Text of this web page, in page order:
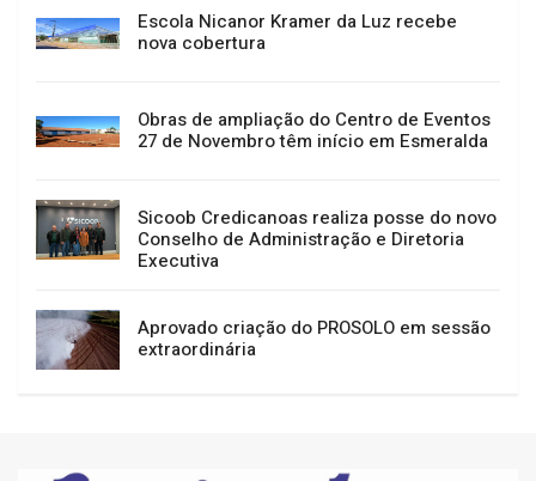
Escola Nicanor Kramer da Luz recebe
nova cobertura
Obras de ampliação do Centro de Eventos
27 de Novembro têm início em Esmeralda
Sicoob Credicanoas realiza posse do novo
Conselho de Administração e Diretoria
Executiva
Aprovado criação do PROSOLO em sessão
extraordinária